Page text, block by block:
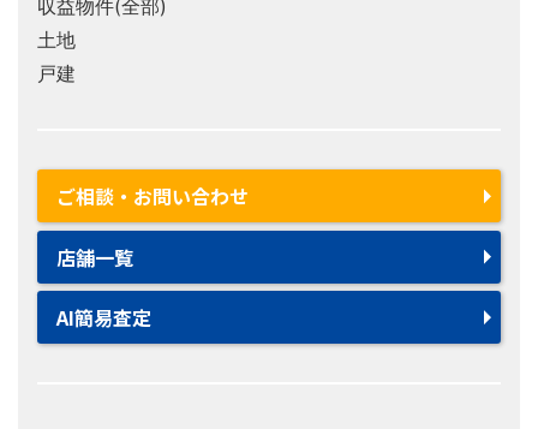
収益物件(全部)
土地
戸建
ご相談・お問い合わせ
店舗一覧
AI簡易査定